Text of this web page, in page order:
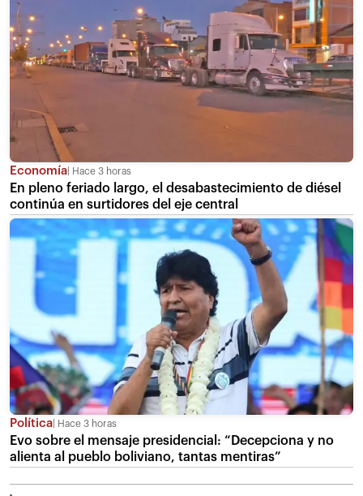
Economía Hace 3 horas
En pleno feriado largo, el desabastecimiento de diésel
continúa en surtidores del eje central
Política Hace 3 horas
Evo sobre el mensaje presidencial: “Decepciona y no
alienta al pueblo boliviano, tantas mentiras”